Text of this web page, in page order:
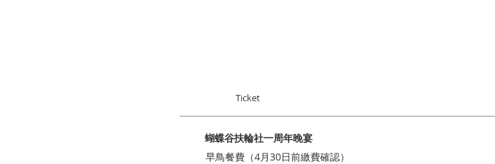
Ticket
蝴蝶谷扶輪社一周年晚宴
早鳥餐費（4月30日前繳費確認）